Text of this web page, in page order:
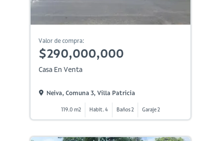
Valor de compra:
$290,000,000
Casa En Venta
Neiva, Comuna 3, Villa Patricia
119.0 m2 Habit. 4 Baños 2 Garaje 2